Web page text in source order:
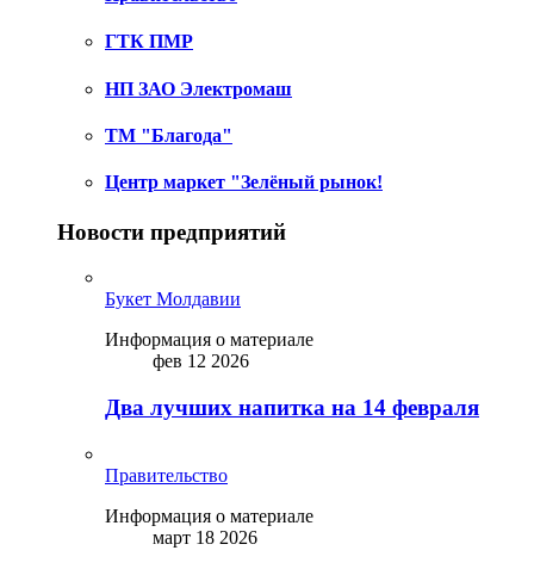
ГТК ПМР
НП ЗАО Электромаш
ТМ "Благода"
Центр маркет "Зелёный рынок!
Новости предприятий
Букет Молдавии
Информация о материале
фев 12 2026
Два лучших напитка на 14 февраля
Правительство
Информация о материале
март 18 2026